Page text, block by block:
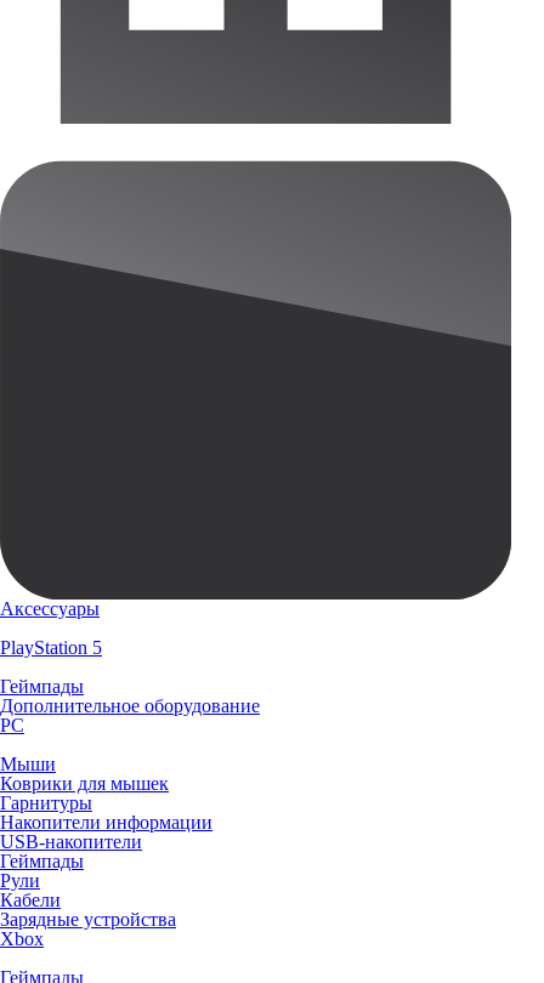
Аксессуары
PlayStation 5
Геймпады
Дополнительное оборудование
PC
Мыши
Коврики для мышек
Гарнитуры
Накопители информации
USB-накопители
Геймпады
Рули
Кабели
Зарядные устройства
Xbox
Геймпады